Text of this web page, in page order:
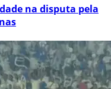
na disputa pela